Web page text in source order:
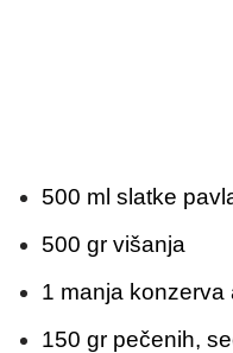
500 ml slatke
500 gr višanja
1 manja konzerva
150 gr pečenih,